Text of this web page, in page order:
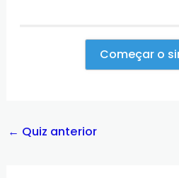
Começar o
← Quiz anterior